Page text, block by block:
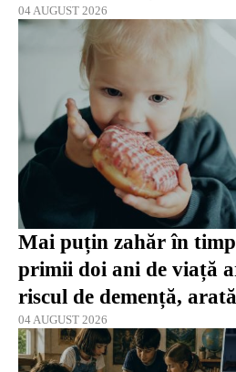
04 AUGUST 2026
Mai puțin zahăr în
primii doi ani de viață
riscul de demență,
04 AUGUST 2026